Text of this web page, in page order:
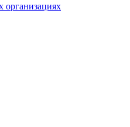
организациях